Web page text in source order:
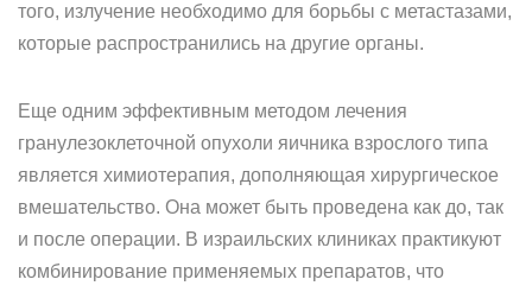
того, излучение необходимо для борьбы с метастазами,
которые распространились на другие органы.
Еще одним эффективным методом лечения
гранулезоклеточной опухоли яичника взрослого типа
является химиотерапия, дополняющая хирургическое
вмешательство. Она может быть проведена как до, так
и после операции. В израильских клиниках практикуют
комбинирование применяемых препаратов, что